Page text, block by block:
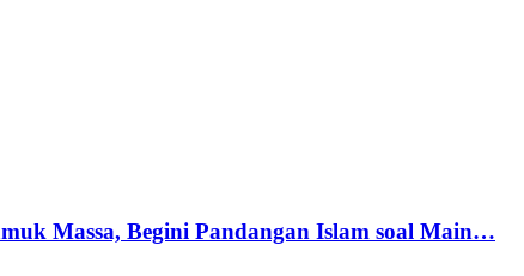
Massa, Begini Pandangan Islam soal Main…